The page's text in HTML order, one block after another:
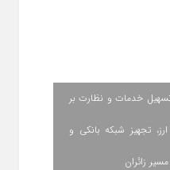
برای تسهیل خدمات و نظارت بر
۱۴۰۵ | تأمین ارز، تجهیز شبکه بانکی و
زائران